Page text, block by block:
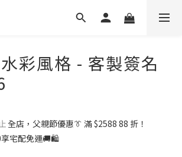
彩風格 - 客製簽名
全店，父親節優惠👔 滿 $2588 88 折！
宅配免運🚚🛍️